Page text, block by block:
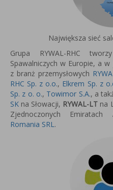
Największa sieć
Grupa RYWAL-RHC
Spawalniczych w Europie, a
z branż przemysłowych
RHC Sp. z o.o., Elkrem Sp. z
Sp. z o. o., Towimor S.A., a
SK na Słowacji, RYWAL-LT na
Zjednoczonych
Romania SRL.